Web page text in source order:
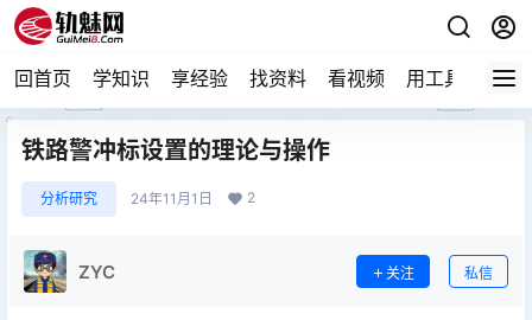
回首页 学知识 享经验 找资料 看视频 用工具 论技
铁路警冲标设置的理论与操作
分析研究 24年11月1日 2
ZYC 关注 私信